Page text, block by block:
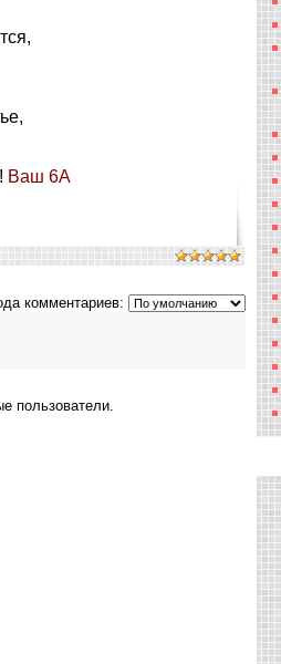
Ваш 6А
комментариев:
пользователи.